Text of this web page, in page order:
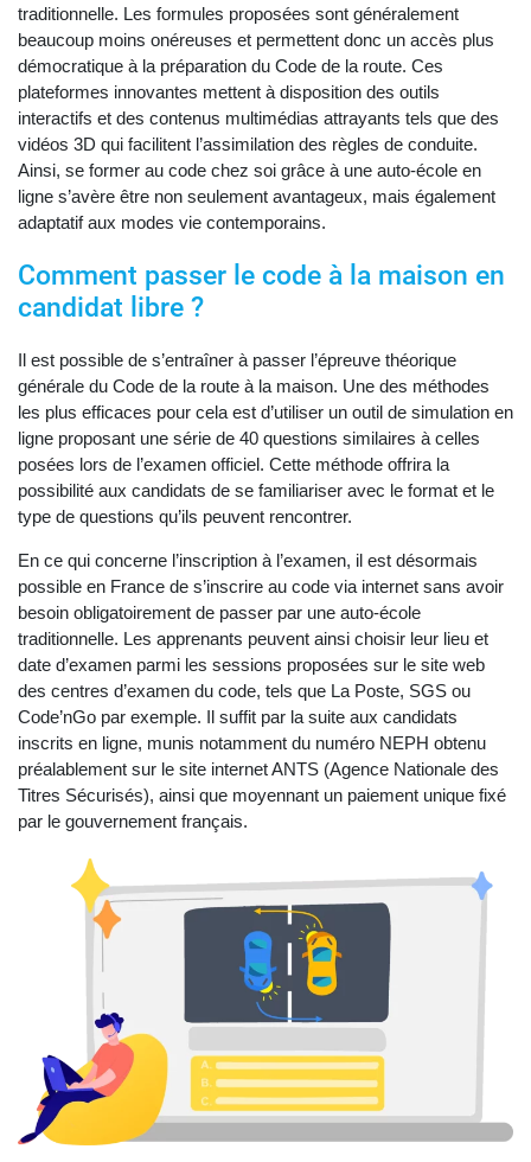
traditionnelle. Les formules proposées sont généralement
beaucoup moins onéreuses et permettent donc un accès plus
démocratique à la préparation du Code de la route. Ces
plateformes innovantes mettent à disposition des outils
interactifs et des contenus multimédias attrayants tels que des
vidéos 3D qui facilitent l’assimilation des règles de conduite.
Ainsi, se former au code chez soi grâce à une auto-école en
ligne s’avère être non seulement avantageux, mais également
adaptatif aux modes vie contemporains.
Comment passer le code à la maison en
candidat libre ?
Il est possible de s’entraîner à passer l’épreuve théorique
générale du Code de la route à la maison. Une des méthodes
les plus efficaces pour cela est d’utiliser un outil de simulation en
ligne proposant une série de 40 questions similaires à celles
posées lors de l’examen officiel. Cette méthode offrira la
possibilité aux candidats de se familiariser avec le format et le
type de questions qu’ils peuvent rencontrer.
En ce qui concerne l’inscription à l’examen, il est désormais
possible en France de s’inscrire au code via internet sans avoir
besoin obligatoirement de passer par une auto-école
traditionnelle. Les apprenants peuvent ainsi choisir leur lieu et
date d’examen parmi les sessions proposées sur le site web
des centres d’examen du code, tels que La Poste, SGS ou
Code’nGo par exemple. Il suffit par la suite aux candidats
inscrits en ligne, munis notamment du numéro NEPH obtenu
préalablement sur le site internet ANTS (Agence Nationale des
Titres Sécurisés), ainsi que moyennant un paiement unique fixé
par le gouvernement français.